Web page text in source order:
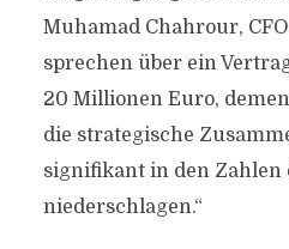
Muhamad Chahrour,
sprechen über ein
20 Millionen Euro,
die strategische
signifikant in den Zahlen
niederschlagen.“